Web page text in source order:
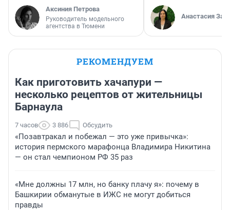
Аксиния Петрова
Руководитель модельного
агентства в Тюмени
Анастасия
РЕКОМЕНДУЕМ
Как приготовить хачапури —
несколько рецептов от жительницы
Барнаула
7 часов 3 886 Обсудить
«Позавтракал и побежал — это уже привычка»:
история пермского марафонца Владимира Никитина
— он стал чемпионом РФ 35 раз
«Мне должны 17 млн, но банку плачу я»: почему в
Башкирии обманутые в ИЖС не могут добиться
правды